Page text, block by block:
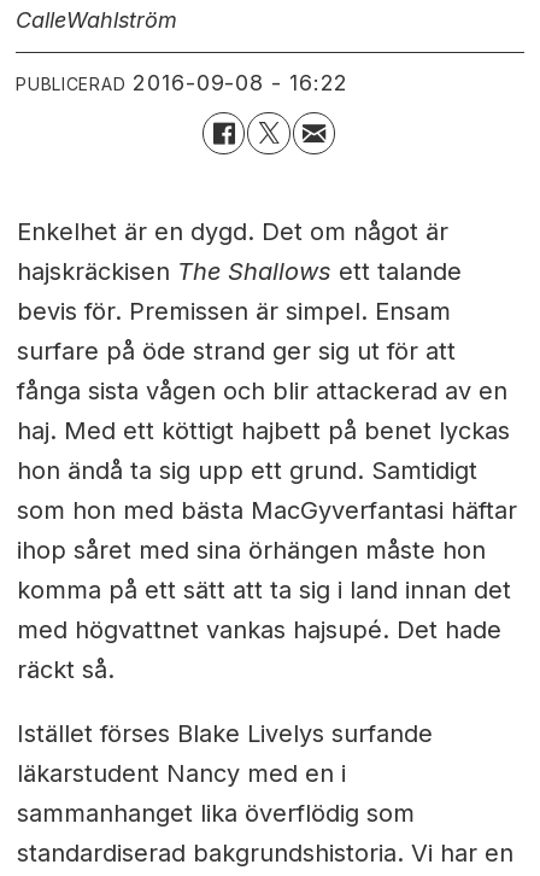
CalleWahlström
PUBLICERAD 2016-09-08 - 16:22
Enkelhet är en dygd. Det om något är
hajskräckisen The Shallows ett talande
bevis för. Premissen är simpel. Ensam
surfare på öde strand ger sig ut för att
fånga sista vågen och blir attackerad av en
haj. Med ett köttigt hajbett på benet lyckas
hon ändå ta sig upp ett grund. Samtidigt
som hon med bästa MacGyverfantasi häftar
ihop såret med sina örhängen måste hon
komma på ett sätt att ta sig i land innan det
med högvattnet vankas hajsupé. Det hade
räckt så.
Istället förses Blake Livelys surfande
läkarstudent Nancy med en i
sammanhanget lika överflödig som
standardiserad bakgrundshistoria. Vi har en